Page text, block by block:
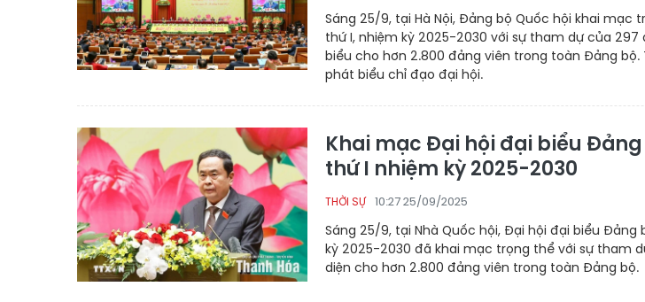
Sáng 25/9, tại Hà Nội, Đảng bộ Quốc hội khai mạc
thứ I, nhiệm kỳ 2025-2030 với sự tham dự của
biểu cho hơn 2.800 đảng viên trong toàn Đảng bộ.
phát biểu chỉ đạo đại hội.
Khai mạc Đại hội đại biểu
thứ I nhiệm kỳ 2025-2030
THỜI SỰ 10:27 25/09/2025
Sáng 25/9, tại Nhà Quốc hội, Đại hội đại biểu Đảng
kỳ 2025-2030 đã khai mạc trọng thể với sự tham
diện cho hơn 2.800 đảng viên trong toàn Đảng bộ.